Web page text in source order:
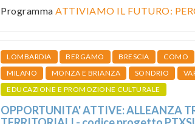
Programma ATTIVIAMO IL FUTURO:
LOMBARDIA BERGAMO BRESCIA COMO
MILANO
MONZA E BRIANZA SONDRIO
EDUCAZIONE E PROMOZIONE CULTURALE
OPPORTUNITA' ATTIVE: ALLEANZA